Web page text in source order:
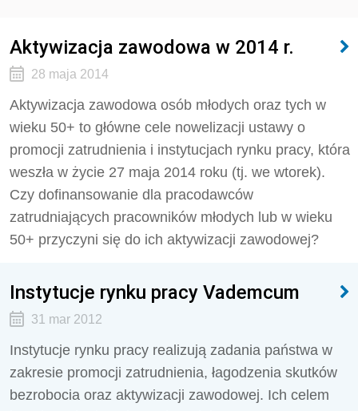
Aktywizacja zawodowa w 2014 r.
28 maja 2014
Aktywizacja zawodowa osób młodych oraz tych w
wieku 50+ to główne cele nowelizacji ustawy o
promocji zatrudnienia i instytucjach rynku pracy, która
weszła w życie 27 maja 2014 roku (tj. we wtorek).
Czy dofinansowanie dla pracodawców
zatrudniających pracowników młodych lub w wieku
50+ przyczyni się do ich aktywizacji zawodowej?
Instytucje rynku pracy Vademcum
31 mar 2012
Instytucje rynku pracy realizują zadania państwa w
zakresie promocji zatrudnienia, łagodzenia skutków
bezrobocia oraz aktywizacji zawodowej. Ich celem